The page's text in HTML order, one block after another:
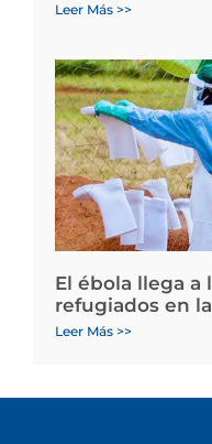
Leer Más >>
El ébola llega a
refugiados en la
Leer Más >>